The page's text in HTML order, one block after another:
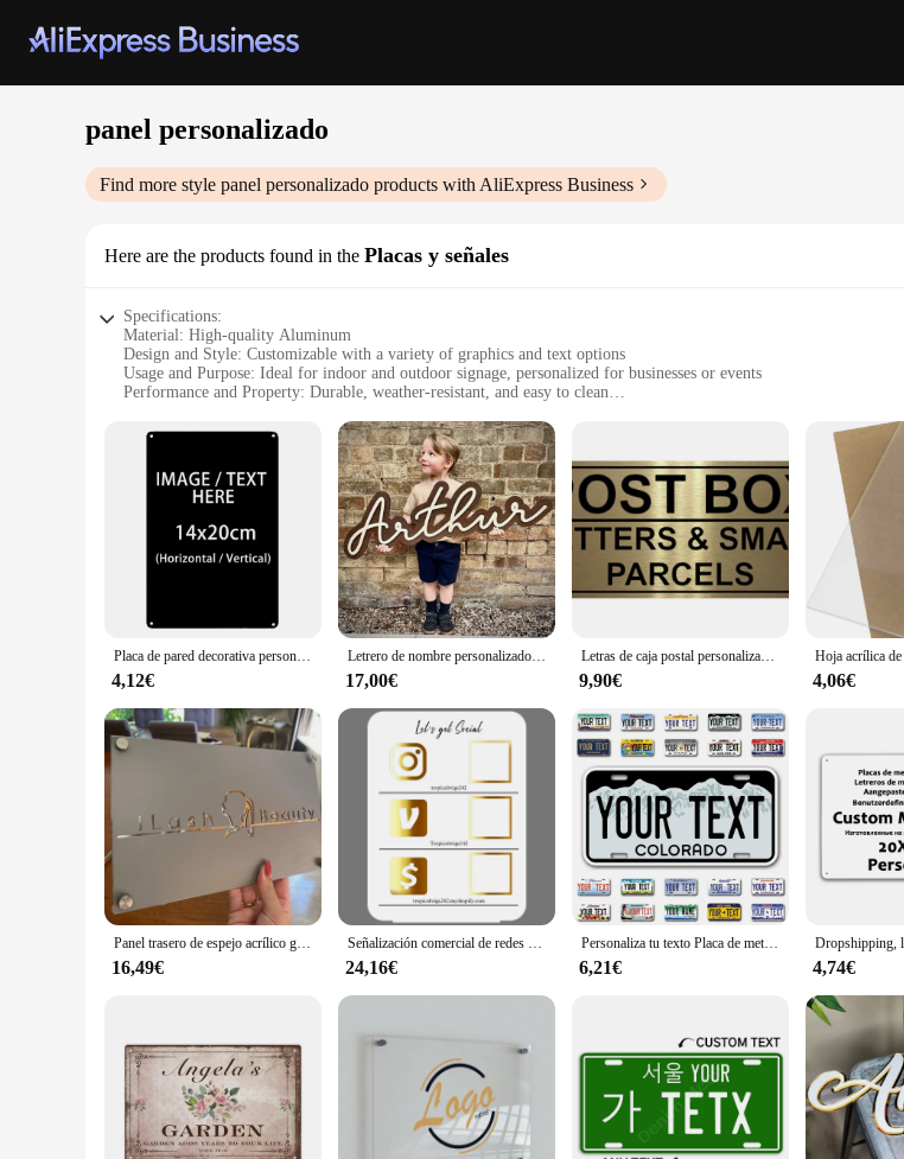
panel personalizado
Find more style panel personalizado products with AliExpress Business
Here are the products found in the Placas y señales
Specifications:
Material: High-quality Aluminum
Design and Style: Customizable with a variety of graphics and text options
Usage and Purpose: Ideal for indoor and outdoor signage, personalized for businesses or events
Performance and Property: Durable, weather-resistant, and easy to clean
Quantity: Available in sets for a cohesive branding or event presentation
Features:
**Versatile Customization for Every Occasion**
Our panel personalizado placas y señales are designed to meet the diverse needs of businesses and event
customizable aspect allows for a personal touch that resonates with your brand or event theme. Whether you're
event decor, these signs are the perfect solution.
**Effortless Installation and Maintenance**
Installation is a breeze with the included mounting hardware, making it easy to display your custom panel
your signage remains legible and attractive, regardless of the elements. With a quick wipe, your panel
your branding or event messaging looking fresh.
**Tailored for Wholesale and Vendor Needs**
branding project or for multiple events. The ease of customization and the high-quality materials make these signs
and personalized impression.
Placa de pared decorativa personalizada, cartel de estaño de arte, placa rectangular, 20x30cm /30x40cm
4,12€
Letrero de nombre personalizado, placa decorativa de madera, decoración del hogar, varios colores, fuente, regalos para bebés
17,00€
Letras de caja postal personalizadas y paredes pequeñas, placa de letrero de aluminio, puerta de Fitness, pared, paneles de varios colores
9,90€ 4,06€
Panel trasero de espejo acrílico gris personalizado, placa exterior, puerta de oficina, placa de respaldo flotante, nombre de calle, número de casa
16,49€
Señalización comercial de redes sociales personalizada con pago de escaneo de código QR, señal de seguimiento, plexiglás acrílico
24,16€
Personaliza tu texto Placa de metal Estados Unidos Placa de letrero de estaño Texto personalizado Nombre personalizado Póster Hawaii para Bar Café 12.0 x 6.0 in
6,21€ 4,74€